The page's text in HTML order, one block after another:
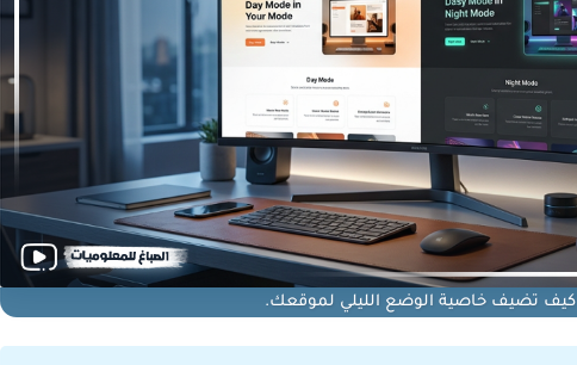
كيف تضيف خاصية الوضع الليلي لموقعك.